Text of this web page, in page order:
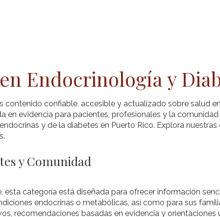
Endocrinología y
contenido confiable, accesible y actualizado sobre salud
en evidencia para pacientes, profesionales y la
y de la diabetes en Puerto Rico. Explora
y Comunidad
esta categoría está diseñada para ofrecer información
endocrinas o metabólicas, así como para sus
recomendaciones basadas en evidencia y